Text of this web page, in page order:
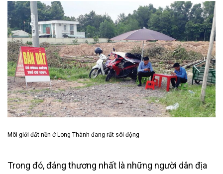
Môi giới đất nền ở Long Thành đang rất sôi động
Trong đó, đáng thương nhất là những người dân địa